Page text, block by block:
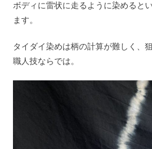
ボディに雷状に走るように染めると
ます。
タイダイ染めは柄の計算が難しく、
職人技ならでは。